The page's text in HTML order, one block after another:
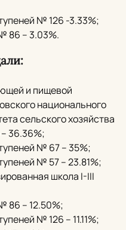
№ 126 -3.33%;
86 – 3.03%.
и пищевой
национального
сельского хозяйства
36.36%;
№ 67 – 35%;
№ 57 – 23.81%;
школа I-III
86 – 12.50%;
№ 126 – 11.11%;